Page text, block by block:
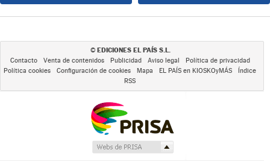
© EDICIONES EL PAÍS S.L.
Contacto Venta de contenidos Publicidad Aviso legal
Política de privacidad
Política cookies
Configuración de cookies Mapa EL PAÍS en KIOSKOyMÁS
Índice
RSS